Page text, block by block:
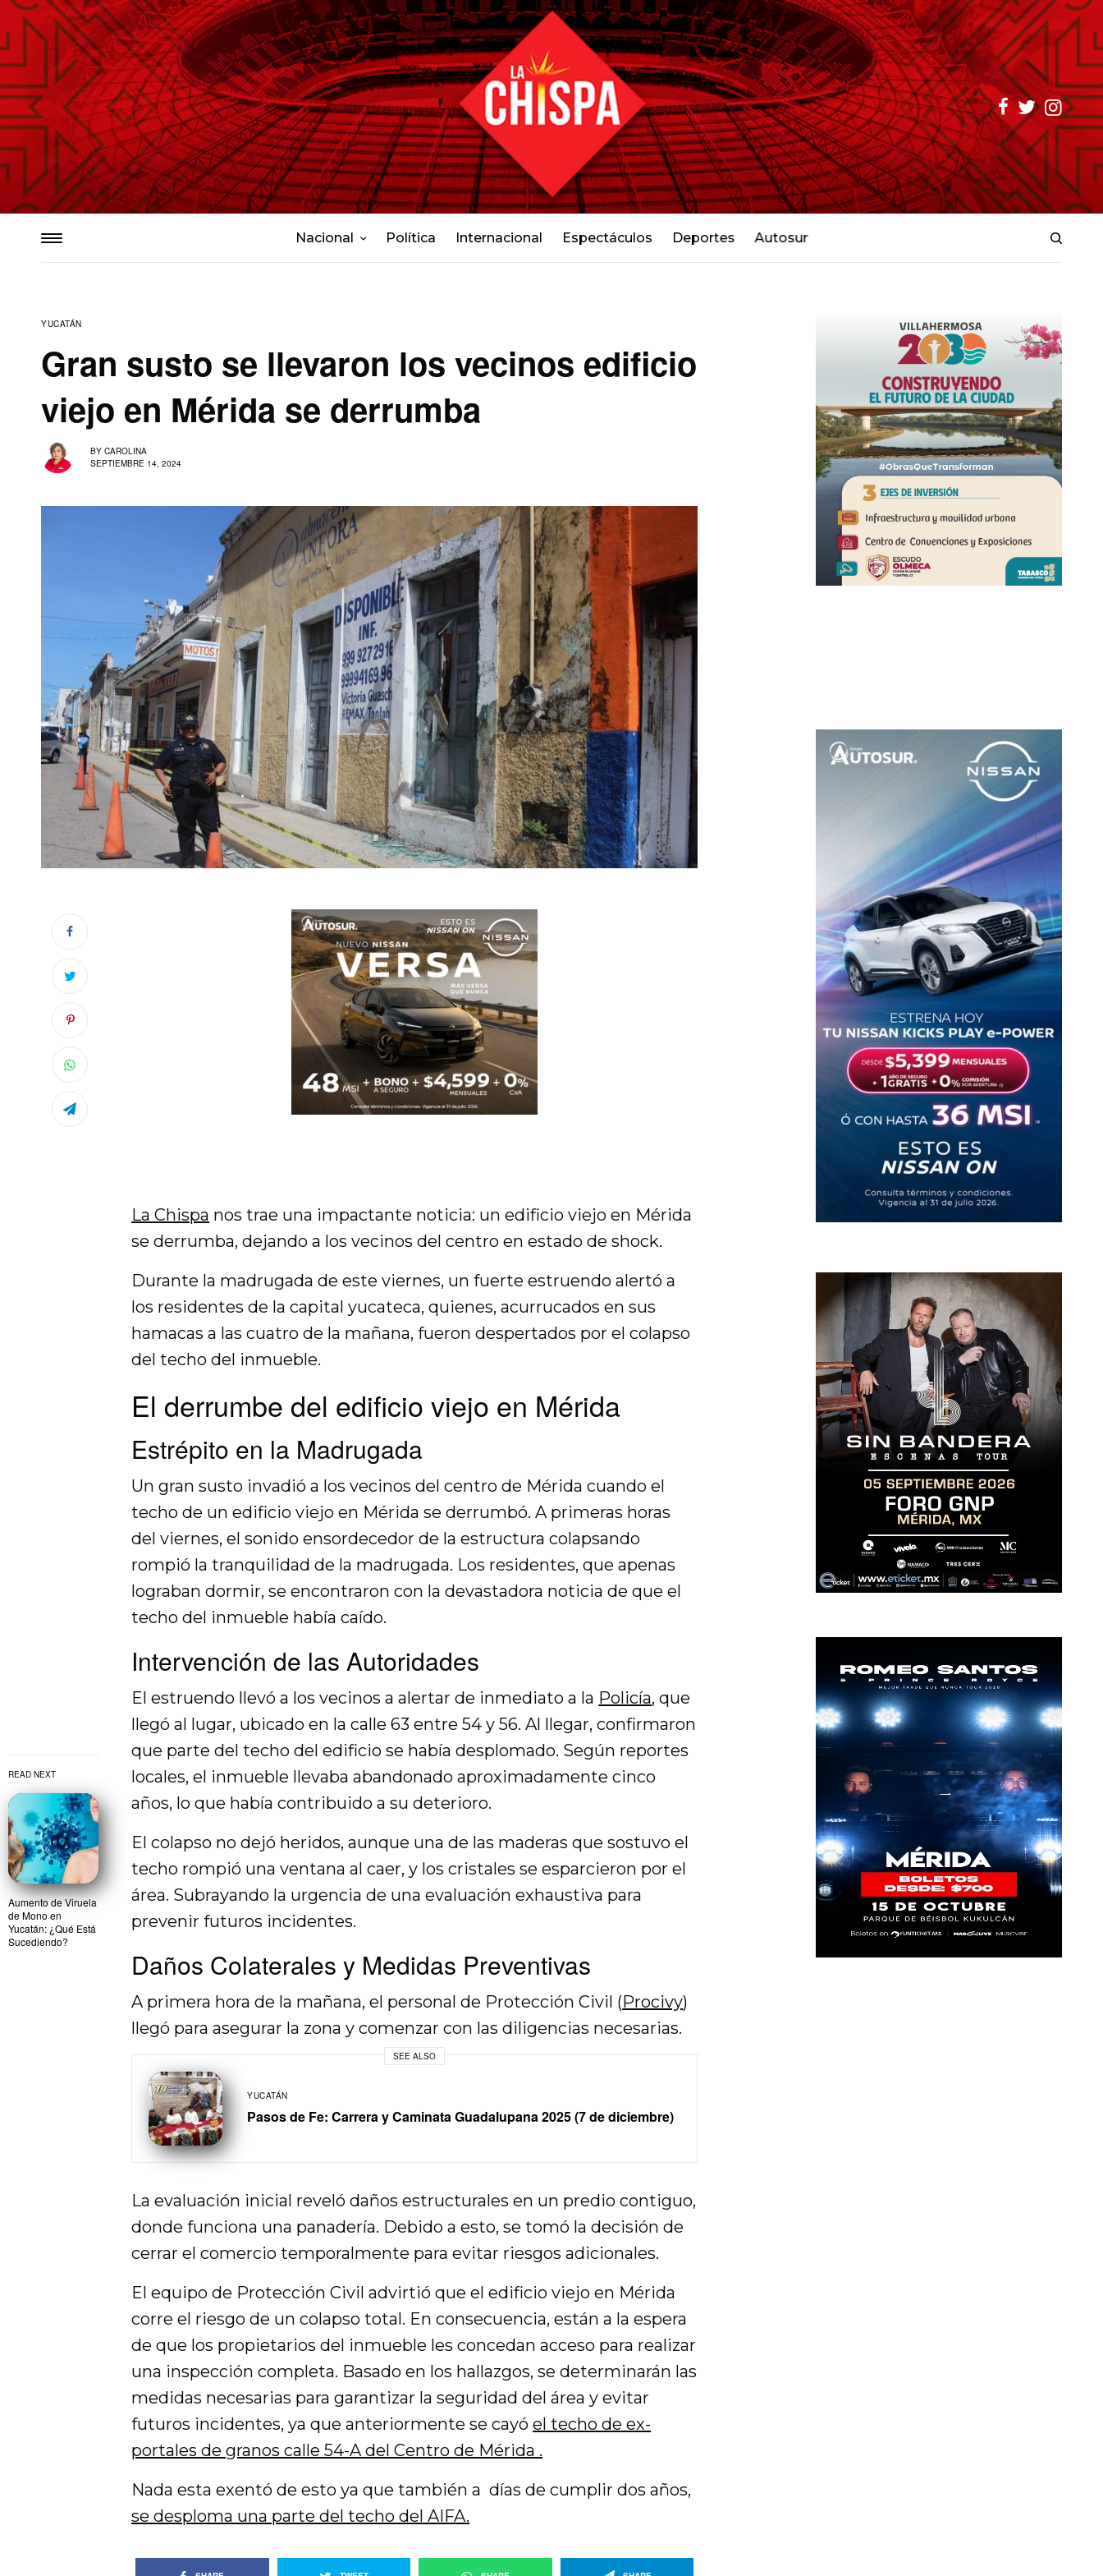
Nacional Política Internacional Espectáculos Deportes Autosur
YUCATÁN
Gran susto se llevaron los vecinos edificio
viejo en Mérida se derrumba
BY CAROLINA
SEPTIEMBRE 14, 2024
READ NEXT
Aumento de Viruela
de Mono en
Yucatán: ¿Qué Está
Sucediendo?
La Chispa nos trae una impactante noticia: un edificio viejo en Mérida
se derrumba, dejando a los vecinos del centro en estado de shock.
Durante la madrugada de este viernes, un fuerte estruendo alertó a
los residentes de la capital yucateca, quienes, acurrucados en sus
hamacas a las cuatro de la mañana, fueron despertados por el colapso
del techo del inmueble.
El derrumbe del edificio viejo en Mérida
Estrépito en la Madrugada
Un gran susto invadió a los vecinos del centro de Mérida cuando el
techo de un edificio viejo en Mérida se derrumbó. A primeras horas
del viernes, el sonido ensordecedor de la estructura colapsando
rompió la tranquilidad de la madrugada. Los residentes, que apenas
lograban dormir, se encontraron con la devastadora noticia de que el
techo del inmueble había caído.
Intervención de las Autoridades
El estruendo llevó a los vecinos a alertar de inmediato a la Policía, que
llegó al lugar, ubicado en la calle 63 entre 54 y 56. Al llegar, confirmaron
que parte del techo del edificio se había desplomado. Según reportes
locales, el inmueble llevaba abandonado aproximadamente cinco
años, lo que había contribuido a su deterioro.
El colapso no dejó heridos, aunque una de las maderas que sostuvo el
techo rompió una ventana al caer, y los cristales se esparcieron por el
área. Subrayando la urgencia de una evaluación exhaustiva para
prevenir futuros incidentes.
Daños Colaterales y Medidas Preventivas
A primera hora de la mañana, el personal de Protección Civil (Procivy)
llegó para asegurar la zona y comenzar con las diligencias necesarias.
SEE ALSO
YUCATÁN
Pasos de Fe: Carrera y Caminata Guadalupana 2025 (7 de diciembre)
La evaluación inicial reveló daños estructurales en un predio contiguo,
donde funciona una panadería. Debido a esto, se tomó la decisión de
cerrar el comercio temporalmente para evitar riesgos adicionales.
El equipo de Protección Civil advirtió que el edificio viejo en Mérida
corre el riesgo de un colapso total. En consecuencia, están a la espera
de que los propietarios del inmueble les concedan acceso para realizar
una inspección completa. Basado en los hallazgos, se determinarán las
medidas necesarias para garantizar la seguridad del área y evitar
futuros incidentes, ya que anteriormente se cayóel techo de ex-
portales de granos calle 54-A del Centro de Mérida .
Nada esta exentó de esto ya que también a días de cumplir dos años,
se desploma una parte del techo del AIFA.